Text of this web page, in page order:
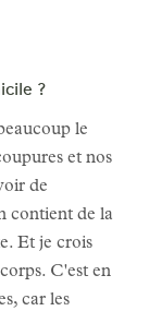
?
le
et nos
de
contient de la
Et je crois
C'est en
car les